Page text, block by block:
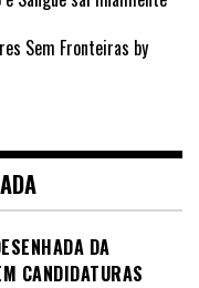
Sem Fronteiras by
DA
CANDIDATURAS